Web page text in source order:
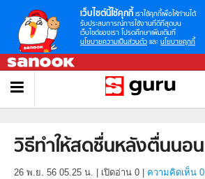
เว็บไซต์นี้ใช้คุกกี้ เราใช้คุกกี้เพื่อให้ท่านได้
รับประสบการณ์การใช้งานที่ดีที่สุดบน
เว็บไซต์ของเรา โปรดศึกษาเพิ่มเติมที่
นโยบายความเป็นส่วนตัว และ นโยบายคุกกี้
วิธีทำให้สดชื่นหลังตื่นนอน
26 พ.ย. 56 05.25 น. เปิดอ่าน 0 ความคิดเห็น 0